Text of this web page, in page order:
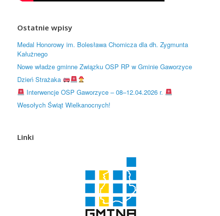
Ostatnie wpisy
Medal Honorowy im. Bolesława Chomicza dla dh. Zygmunta
Kałużnego
Nowe władze gminne Związku OSP RP w Gminie Gaworzyce
Dzień Strażaka
Interwencje OSP Gaworzyce – 08–12.04.2026 r.
Wesołych Świąt Wielkanocnych!
Linki